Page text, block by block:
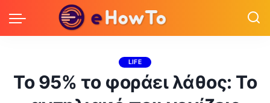
LIFE
Το 95% το φοράει λάθος: Το